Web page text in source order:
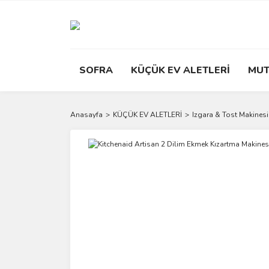
SOFRA KÜÇÜK EV ALETLERİ
Anasayfa KÜÇÜK EV ALETLERİ Izgara & Tost Makinesi